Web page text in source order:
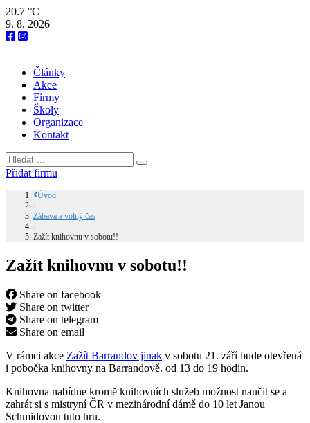
20.7 °C
9. 8. 2026
Články
Akce
Firmy
Školy
Organizace
Kontakt
Přidat firmu
Úvod
Zábava a volný čas
Zažít knihovnu v sobotu!!
Zažít knihovnu v sobotu!!
Share on facebook
Share on twitter
Share on telegram
Share on email
V rámci akce Zažít Barrandov jinak v sobotu 21. září bude otevřená
i pobočka knihovny na Barrandově. od 13 do 19 hodin.
Knihovna nabídne kromě knihovních služeb možnost naučit se a
zahrát si s mistryní ČR v mezinárodní dámě do 10 let Janou
Schmidovou tuto hru.